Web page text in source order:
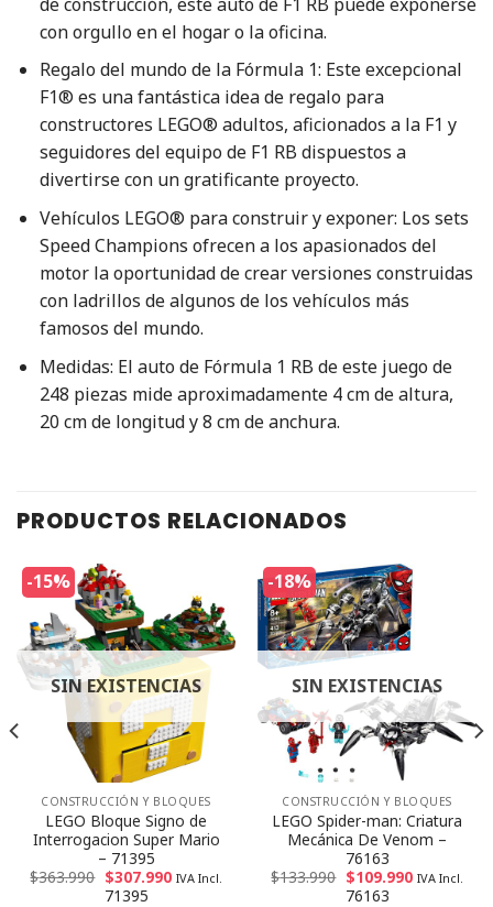
con orgullo en el hogar o la oficina.
Regalo del mundo de la Fórmula 1: Este excepcional
F1® es una fantástica idea de regalo para
constructores LEGO® adultos, aficionados a la F1 y
seguidores del equipo de F1 RB dispuestos a
divertirse con un gratificante proyecto.
Vehículos LEGO® para construir y exponer: Los sets
Speed Champions ofrecen a los apasionados del
motor la oportunidad de crear versiones construidas
con ladrillos de algunos de los vehículos más
famosos del mundo.
Medidas: El auto de Fórmula 1 RB de este juego de
248 piezas mide aproximadamente 4 cm de altura,
20 cm de longitud y 8 cm de anchura.
PRODUCTOS RELACIONADOS
-15%
SIN EXISTENCIAS
CONSTRUCCIÓN Y BLOQUES
LEGO Bloque Signo de
Interrogacion Super Mario
– 71395
$363.990 $307.990 IVA Incl.
71395
-18%
SIN EXISTENCIAS
CONSTRUCCIÓN Y BLOQUES
LEGO Spider-man: Criatura
Mecánica De Venom –
76163
$133.990 $109.990 IVA Incl.
76163